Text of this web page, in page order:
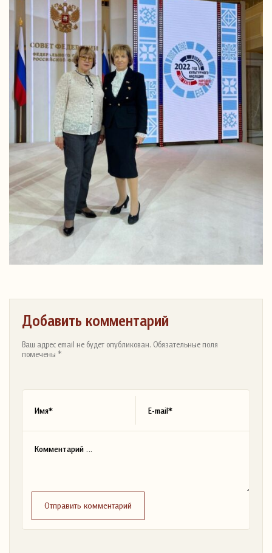
Добавить комментарий
Ваш адрес email не будет опубликован. Обязательные поля
помечены *
Отправить комментарий